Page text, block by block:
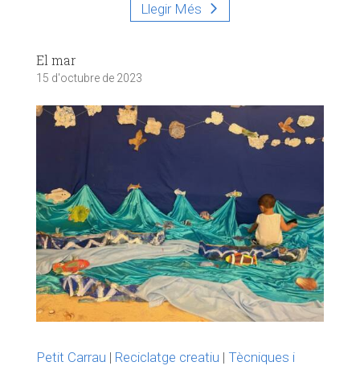
Llegir Més
El mar
15 d'octubre de 2023
Petit Carrau | Reciclatge creatiu | Tècniques i